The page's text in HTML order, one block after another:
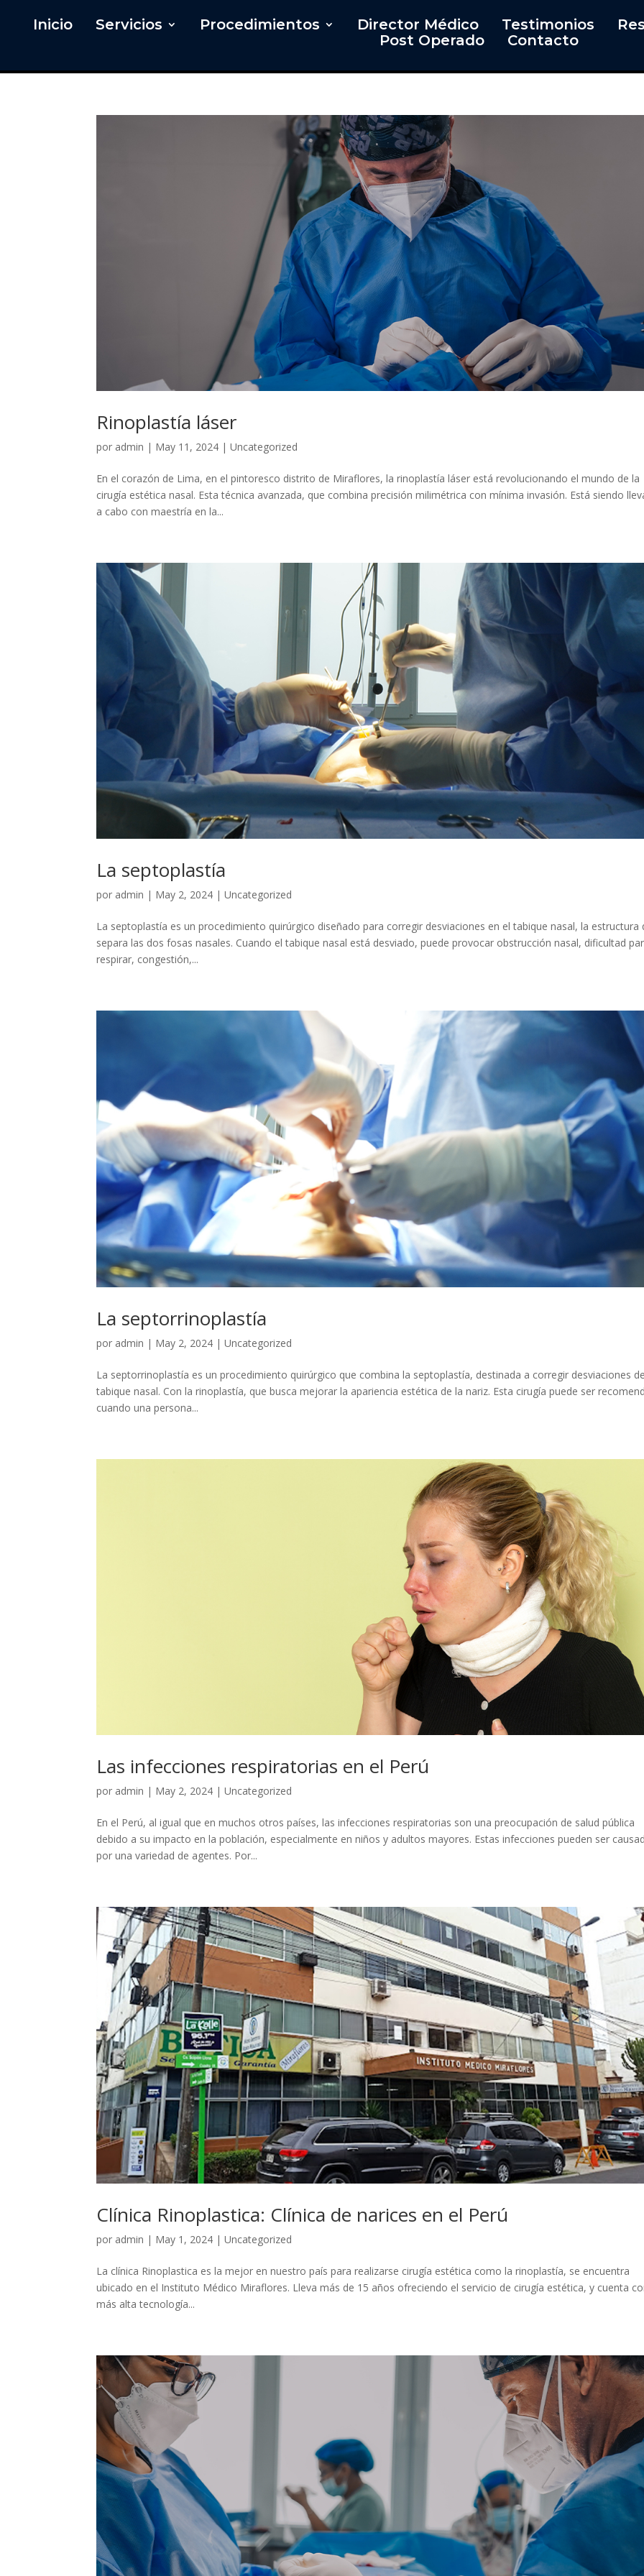
Inicio Servicios Procedimientos Director Médico Testimonios
Post Operado
Contacto
Rinoplastía láser
por admin | May 11, 2024 |Uncategorized
En el corazón de Lima, en el pintoresco distrito de Miraflores, la rinoplastía láser está revolucionando el mundo de la
cirugía estética nasal. Esta técnica avanzada, que combina precisión milimétrica con mínima invasión. Está siendo
a cabo con maestría en la...
La septoplastía
por admin | May 2, 2024 |Uncategorized
La septoplastía es un procedimiento quirúrgico diseñado para corregir desviaciones en el tabique nasal, la estructura
separa las dos fosas nasales. Cuando el tabique nasal está desviado, puede provocar obstrucción nasal, dificultad
respirar, congestión,...
La septorrinoplastía
por admin | May 2, 2024 |Uncategorized
La septorrinoplastía es un procedimiento quirúrgico que combina la septoplastía, destinada a corregir desviaciones
tabique nasal. Con la rinoplastía, que busca mejorar la apariencia estética de la nariz. Esta cirugía puede ser
cuando una persona...
Las infecciones respiratorias en el Perú
por admin | May 2, 2024 |Uncategorized
En el Perú, al igual que en muchos otros países, las infecciones respiratorias son una preocupación de salud pública
debido a su impacto en la población, especialmente en niños y adultos mayores. Estas infecciones pueden ser
por una variedad de agentes. Por...
Clínica Rinoplastica: Clínica de narices en el Perú
por admin | May 1, 2024 |Uncategorized
La clínica Rinoplastica es la mejor en nuestro país para realizarse cirugía estética como la rinoplastía, se encuentra
ubicado en el Instituto Médico Miraflores. Lleva más de 15 años ofreciendo el servicio de cirugía estética, y cuenta
más alta tecnología...